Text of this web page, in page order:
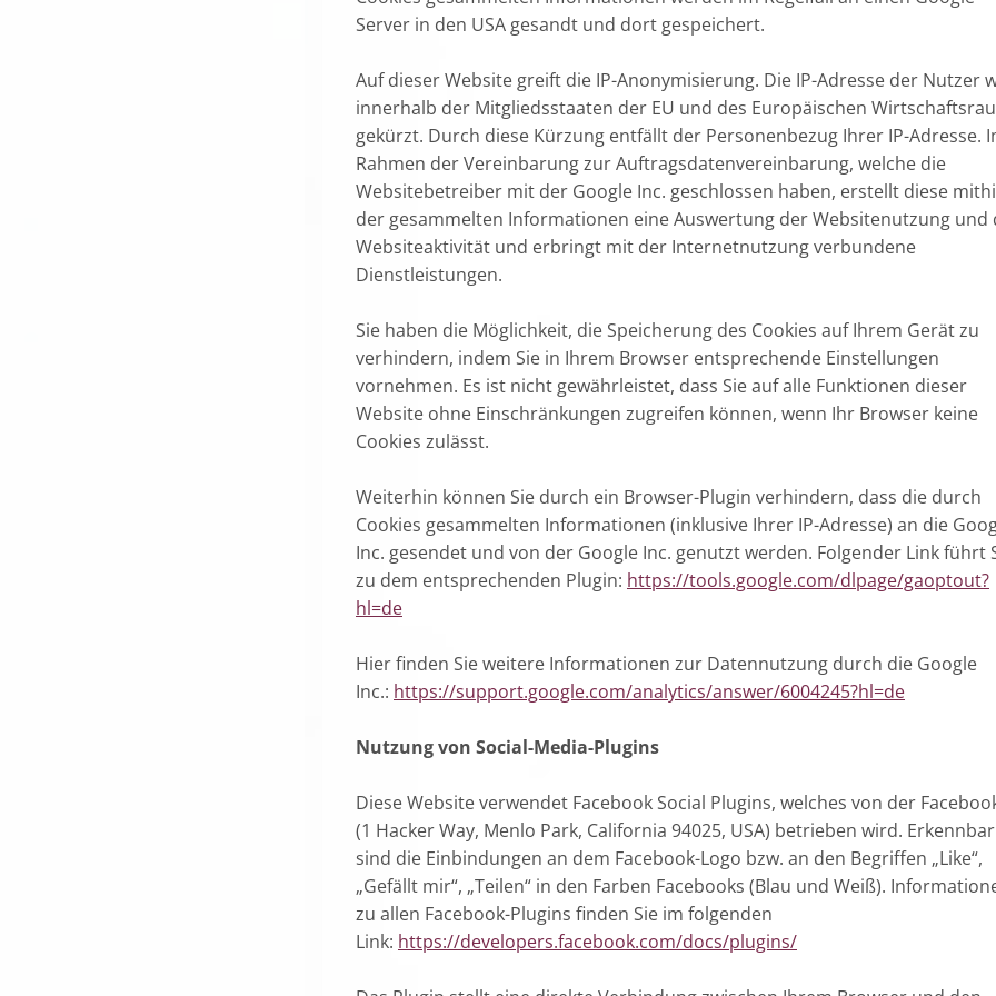
Server in den USA gesandt und dort gespeichert.
Auf dieser Website greift die IP-Anonymisierung. Die IP-Adresse der Nutzer
innerhalb der Mitgliedsstaaten der EU und des Europäischen
gekürzt. Durch diese Kürzung entfällt der Personenbezug Ihrer IP-Adresse.
Rahmen der Vereinbarung zur Auftragsdatenvereinbarung, welche die
Websitebetreiber mit der Google Inc. geschlossen haben, erstellt diese
der gesammelten Informationen eine Auswertung der Websitenutzung und
Websiteaktivität und erbringt mit der Internetnutzung verbundene
Dienstleistungen.
Sie haben die Möglichkeit, die Speicherung des Cookies auf Ihrem Gerät zu
verhindern, indem Sie in Ihrem Browser entsprechende Einstellungen
vornehmen. Es ist nicht gewährleistet, dass Sie auf alle Funktionen dieser
Website ohne Einschränkungen zugreifen können, wenn Ihr Browser keine
Cookies zulässt.
Weiterhin können Sie durch ein Browser-Plugin verhindern, dass die durch
Cookies gesammelten Informationen (inklusive Ihrer IP-Adresse) an die
Inc. gesendet und von der Google Inc. genutzt werden. Folgender Link führt
zu dem entsprechenden Plugin: https://tools.google.com/dlpage/gaoptout?
hl=de
Hier finden Sie weitere Informationen zur Datennutzung durch die Google
Inc.: https://support.google.com/analytics/answer/6004245?hl=de
Nutzung von Social-Media-Plugins
Diese Website verwendet Facebook Social Plugins, welches von der
(1 Hacker Way, Menlo Park, California 94025, USA) betrieben wird. Erkennbar
sind die Einbindungen an dem Facebook-Logo bzw. an den Begriffen „Like“,
„Gefällt mir“, „Teilen“ in den Farben Facebooks (Blau und Weiß).
zu allen Facebook-Plugins finden Sie im folgenden
Link: https://developers.facebook.com/docs/plugins/